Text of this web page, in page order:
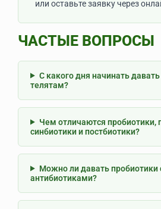
или оставьте заявку через
ЧАСТЫЕ ВОПРОСЫ
С какого дня начинать
телятам?
Чем отличаются пробиотики,
синбиотики и постбиотики?
Можно ли давать пробиотики
антибиотиками?